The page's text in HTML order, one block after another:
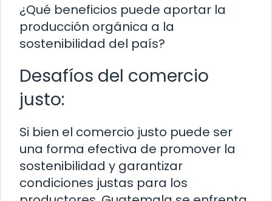
¿Qué beneficios puede aportar la
producción orgánica a la
sostenibilidad del país?
Desafíos del comercio
justo:
Si bien el comercio justo puede ser
una forma efectiva de promover la
sostenibilidad y garantizar
condiciones justas para los